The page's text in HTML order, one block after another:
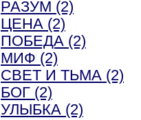
РАЗУМ (2)
ЦЕНА (2)
ПОБЕДА (2)
МИФ (2)
СВЕТ И ТЬМА (2)
БОГ (2)
УЛЫБКА (2)